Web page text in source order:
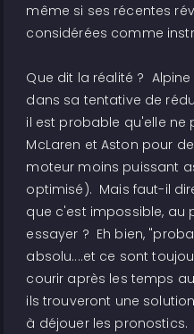
même si ses récentes
considérées comme
Que dit la réalité ?
dans sa tentative de
il est probable qu'elle
McLaren et Aston pour
moteur moins puissant
optimisé). Mais faut-il
que c'est impossible, au
essayer ? Eh bien,
absolu....et ce sont
courir après les temps
ils trouveront une
à déjouer les pronostics.